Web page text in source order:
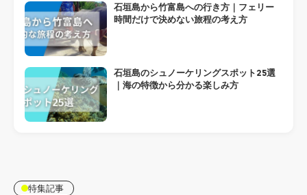
石垣島から竹富島への行き方｜フェリー
時間だけで決めない旅程の考え方
石垣島のシュノーケリングスポット25選
｜海の特徴から分かる楽しみ方
特集記事